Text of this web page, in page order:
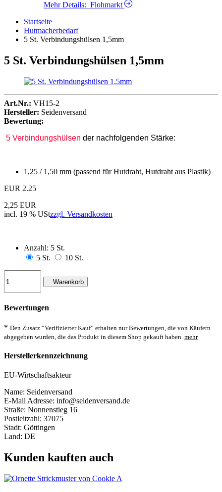
Mehr Details: Flohmarkt
Startseite
Hutmacherbedarf
5 St. Verbindungshülsen 1,5mm
5 St. Verbindungshülsen 1,5mm
Art.Nr.: VH15-2
Hersteller: Seidenversand
Bewertung:
5 Verbindungshülsen der nachfolgenden Stärke:
1,25 / 1,50 mm (passend für Hutdraht, Hutdraht aus Plastik)
EUR 2.25
2,25 EUR
incl. 19 % UStzzgl. Versandkosten
Anzahl: 5 St.
5 St.
10 St.
Warenkorb
Bewertungen
* Den Zusatz “Verifizierter Kauf” erhalten nur Bewertungen, die von Käufern
abgegeben wurden, die das Produkt in diesem Shop gekauft haben. mehr
Herstellerkennzeichnung
EU-Wirtschaftsakteur
Name: Seidenversand
E-Mail Adresse: info@seidenversand.de
Straße: Nonnenstieg 16
Postleitzahl: 37075
Stadt: Göttingen
Land: DE
Kunden kauften auch